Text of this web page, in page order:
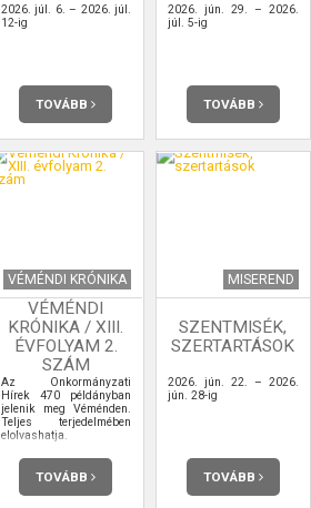
2026. júl. 6. – 2026. júl.
12-ig
TOVÁBB
2026. jún. 29. – 2026.
júl. 5-ig
TOVÁBB
VÉMÉNDI KRÓNIKA
VÉMÉNDI
KRÓNIKA / XIII.
ÉVFOLYAM 2.
SZÁM
Az Önkormányzati
Hírek 470 példányban
jelenik meg Véménden.
Teljes terjedelmében
elolvashatja.
TOVÁBB
MISEREND
SZENTMISÉK,
SZERTARTÁSOK
2026. jún. 22. – 2026.
jún. 28-ig
TOVÁBB